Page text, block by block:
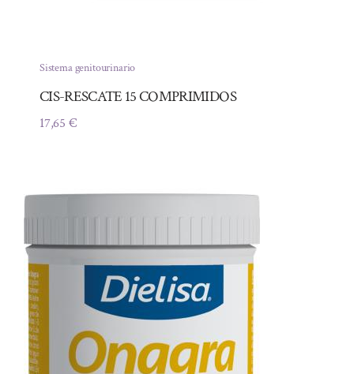
Sistema genitourinario
CIS-RESCATE 15 COMPRIMIDOS
17,65 €